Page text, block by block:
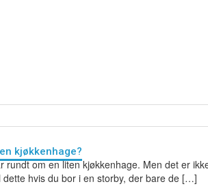
kjøkkenhage?
rundt om en liten kjøkkenhage. Men det er
dette hvis du bor i en storby, der bare de […]